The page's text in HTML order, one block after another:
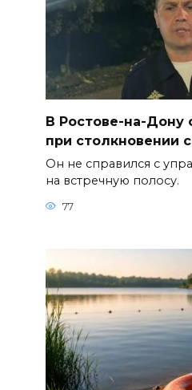
В Ростове-на-Дону
при столкновении
Он не справился с
на встречную полосу.
77